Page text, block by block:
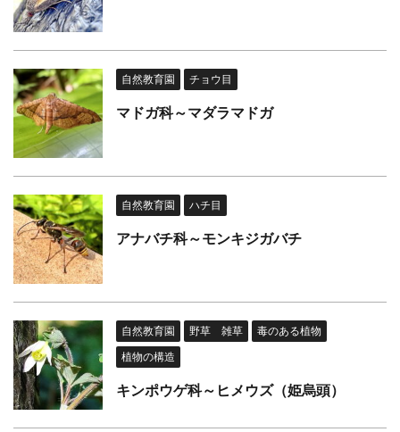
自然教育園 チョウ目
マドガ科～マダラマドガ
自然教育園 ハチ目
アナバチ科～モンキジガバチ
自然教育園 野草 雑草
毒のある植物
植物の構造
キンポウゲ科～ヒメウズ（姫烏頭）